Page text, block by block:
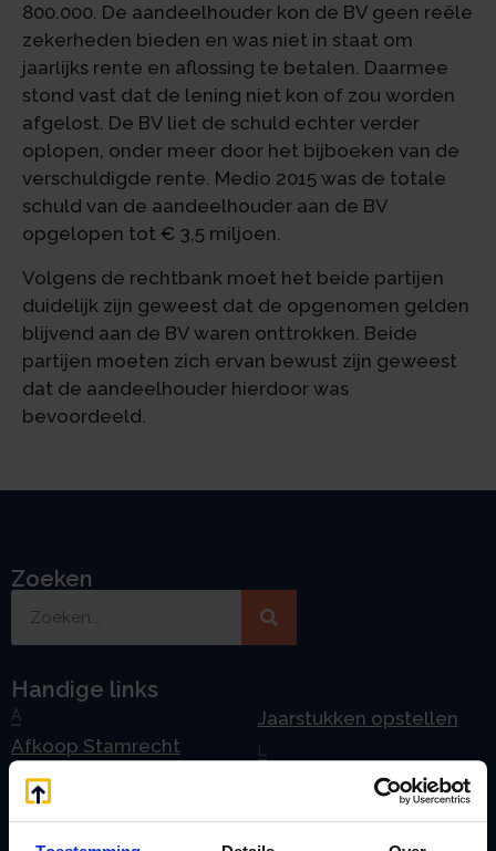
800.000. De aandeelhouder kon de BV geen reële
zekerheden bieden en was niet in staat om
jaarlijks rente en aflossing te betalen. Daarmee
stond vast dat de lening niet kon of zou worden
afgelost. De BV liet de schuld echter verder
oplopen, onder meer door het bijboeken van de
verschuldigde rente. Medio 2015 was de totale
schuld van de aandeelhouder aan de BV
opgelopen tot € 3,5 miljoen.
Volgens de rechtbank moet het beide partijen
duidelijk zijn geweest dat de opgenomen gelden
blijvend aan de BV waren onttrokken. Beide
partijen moeten zich ervan bewust zijn geweest
dat de aandeelhouder hierdoor was
bevoordeeld.
Zoeken
Handige links
A
Afkoop Stamrecht
Belastingdienst
doorgeven
Jaarstukken opstellen
Lenen van de BV
Lijfrente BV